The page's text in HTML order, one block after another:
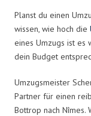
Planst du einen
wissen, wie hoch die
eines Umzugs ist es
dein Budget
Umzugsmeister
Partner für einen
Bottrop nach Nîmes.